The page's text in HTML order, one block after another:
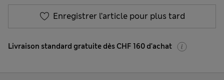
Enregistrer l’article pour plus tard
Livraison standard gratuite dès CHF 160 d'achat